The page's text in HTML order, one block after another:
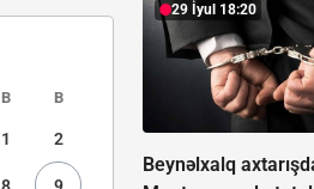
B B
1 2
29 İyul 18:20
Beynəlxalq